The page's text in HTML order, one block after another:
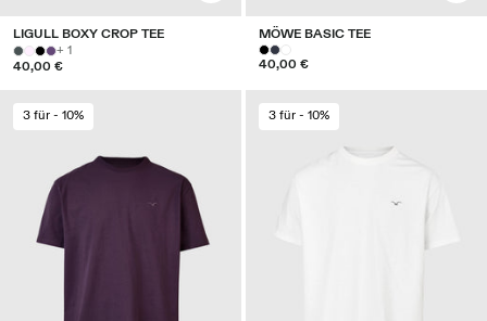
LIGULL BOXY CROP TEE
+ 1
40,00 €
MÖWE BASIC TEE
40,00 €
3 für - 10% 3 für - 10%